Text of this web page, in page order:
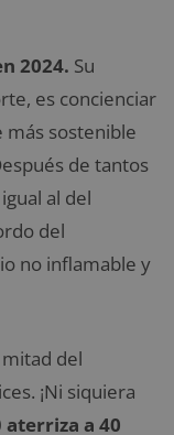
2024. Su
es concienciar
sostenible
de tantos
al del
del
no inflamable y
del
¡Ni siquiera
aterriza a 40